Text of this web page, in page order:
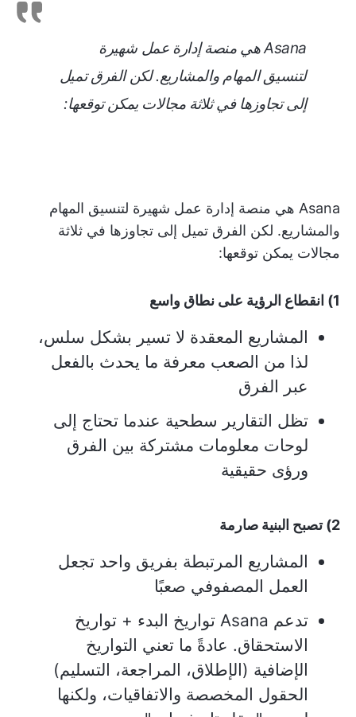
Asana هي منصة إدارة عمل شهيرة
لتنسيق المهام والمشاريع. لكن الفرق تميل
إلى تجاوزها في ثلاثة مجالات يمكن توقعها:
Asana هي منصة إدارة عمل شهيرة لتنسيق المهام
والمشاريع. لكن الفرق تميل إلى تجاوزها في ثلاثة
مجالات يمكن توقعها:
1) انقطاع الرؤية على نطاق واسع
المشاريع المعقدة لا تسير بشكل سلس،
لذا من الصعب معرفة ما يحدث بالفعل
عبر الفرق
تظل التقارير سطحية عندما تحتاج إلى
لوحات معلومات مشتركة بين الفرق
ورؤى حقيقية
2) تصبح البنية صارمة
المشاريع المرتبطة بفريق واحد تجعل
العمل المصفوفي صعبًا
تدعم Asana تواريخ البدء + تواريخ
الاستحقاق. عادةً ما تعني التواريخ
الإضافية (الإطلاق، المراجعة، التسليم)
الحقول المخصصة والاتفاقيات، ولكنها